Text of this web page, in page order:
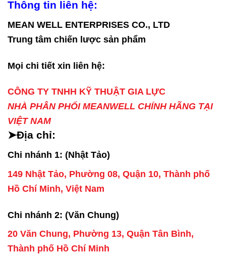
Thông tin liên hệ:
MEAN WELL ENTERPRISES CO., LTD
Trung tâm chiến lược sản phẩm
Mọi chi tiết xin liên hệ:
CÔNG TY TNHH KỸ THUẬT GIA LỰC
NHÀ PHÂN PHỐI MEANWELL CHÍNH HÃNG TẠI
VIỆT NAM
➤Địa chỉ:
Chi nhánh 1: (Nhật Tảo)
149 Nhật Tảo, Phường 08, Quận 10, Thành phố
Hồ Chí Minh, Việt Nam
Chi nhánh 2: (Văn Chung)
20 Văn Chung, Phường 13, Quận Tân Bình,
Thành phố Hồ Chí Minh